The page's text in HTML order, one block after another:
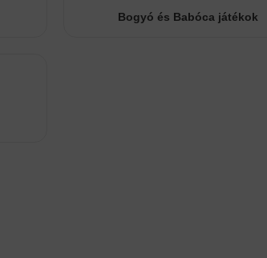
Bogyó és Babóca játékok